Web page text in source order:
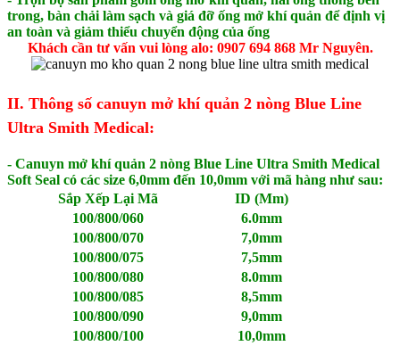
trong, bàn chải làm sạch và giá đỡ ống mở khí quản để định vị
an toàn và giảm thiểu chuyển động của ống
Khách cần tư vấn vui lòng alo: 0907 694 868 Mr Nguyên.
II. Thông số canuyn mở khí quản 2 nòng Blue Line
Ultra Smith Medical:
- Canuyn mở khí quản 2 nòng Blue Line Ultra Smith Medical
Soft Seal có các size 6,0mm đến 10,0mm với mã hàng như sau:
Sắp Xếp Lại Mã
ID (Mm)
100/800/060
6.0mm
100/800/070
7,0mm
100/800/075
7,5mm
100/800/080
8.0mm
100/800/085
8,5mm
100/800/090
9,0mm
100/800/100
10,0mm